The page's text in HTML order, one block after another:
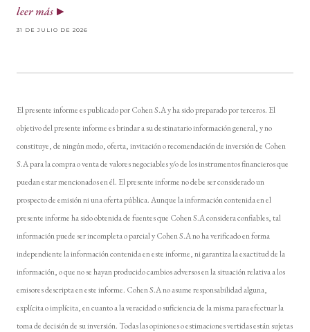
leer más
31 DE JULIO DE 2026
El presente informe es publicado por Cohen S.A y ha sido preparado por terceros. El
objetivo del presente informe es brindar a su destinatario información general, y no
constituye, de ningún modo, oferta, invitación o recomendación de inversión de Cohen
S.A para la compra o venta de valores negociables y/o de los instrumentos financieros que
puedan estar mencionados en él. El presente informe no debe ser considerado un
prospecto de emisión ni una oferta pública. Aunque la información contenida en el
presente informe ha sido obtenida de fuentes que Cohen S.A considera confiables, tal
información puede ser incompleta o parcial y Cohen S.A no ha verificado en forma
independiente la información contenida en este informe, ni garantiza la exactitud de la
información, o que no se hayan producido cambios adversos en la situación relativa a los
emisores descripta en este informe. Cohen S.A no asume responsabilidad alguna,
explícita o implícita, en cuanto a la veracidad o suficiencia de la misma para efectuar la
toma de decisión de su inversión. Todas las opiniones o estimaciones vertidas están sujetas